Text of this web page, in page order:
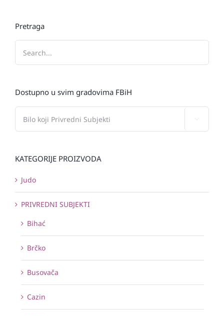
Pretraga
Dostupno u svim gradovima FBiH
KATEGORIJE PROIZVODA
Judo
PRIVREDNI SUBJEKTI
Bihać
Brčko
Busovača
Cazin